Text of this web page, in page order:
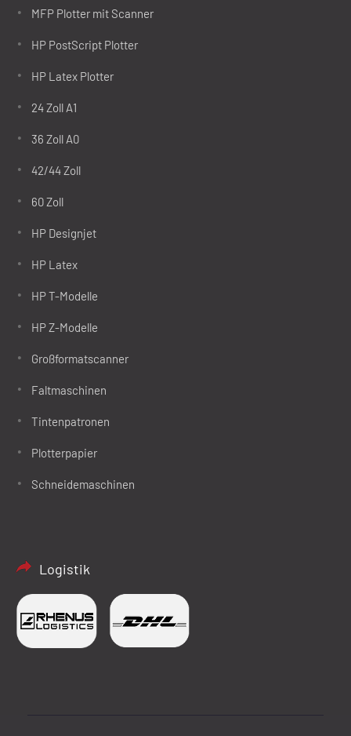
MFP Plotter mit Scanner
HP PostScript Plotter
HP Latex Plotter
24 Zoll A1
36 Zoll A0
42/44 Zoll
60 Zoll
HP Designjet
HP Latex
HP T-Modelle
HP Z-Modelle
Großformatscanner
Faltmaschinen
Tintenpatronen
Plotterpapier
Schneidemaschinen
Logistik